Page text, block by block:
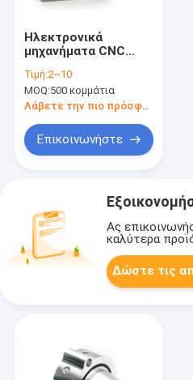
Ηλεκτρονικά
μηχανήματα CNC
ανωτισμού
κατασκευαστές
εξαρτημάτων CNC
Τιμή:2~10
MOQ:500 κομμάτια
Λάβετε την πιο πρόσφατη τιμή
Επικοινωνήστε
Ας
καλύτερα
Δώστε τις